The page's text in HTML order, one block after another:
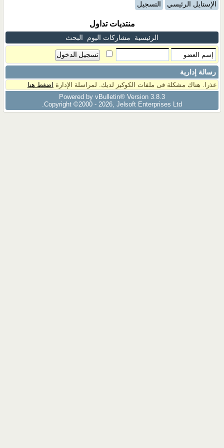
الإستايل الرئيسي التسجيل
منتديات تداول
الرئيسية مشاركات اليوم البحث
رسالة إدارية
عذرا. هناك مشكلة فى ملفات الكوكيز لديك. لمراسلة الإدارة اضغط هنا
Powered by vBulletin® Version 3.8.3
Copyright ©2000 - 2026, Jelsoft Enterprises Ltd.